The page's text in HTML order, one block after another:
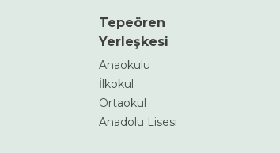
Tepeören
Yerleşkesi
Anaokulu
İlkokul
Ortaokul
Anadolu Lisesi